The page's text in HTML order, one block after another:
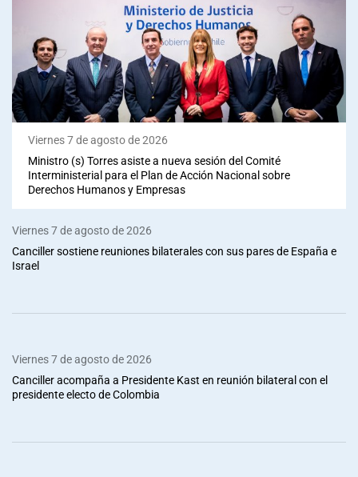
Viernes 7 de agosto de 2026
Ministro (s) Torres asiste a nueva sesión del Comité
Interministerial para el Plan de Acción Nacional sobre
Derechos Humanos y Empresas
Viernes 7 de agosto de 2026
Canciller sostiene reuniones bilaterales con sus pares de España e
Israel
Viernes 7 de agosto de 2026
Canciller acompaña a Presidente Kast en reunión bilateral con el
presidente electo de Colombia